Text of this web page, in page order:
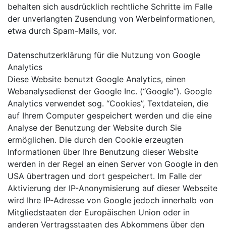
behalten sich ausdrücklich rechtliche Schritte im Falle
der unverlangten Zusendung von Werbeinformationen,
etwa durch Spam-Mails, vor.
Datenschutzerklärung für die Nutzung von Google
Analytics
Diese Website benutzt Google Analytics, einen
Webanalysedienst der Google Inc. (“Google”). Google
Analytics verwendet sog. “Cookies”, Textdateien, die
auf Ihrem Computer gespeichert werden und die eine
Analyse der Benutzung der Website durch Sie
ermöglichen. Die durch den Cookie erzeugten
Informationen über Ihre Benutzung dieser Website
werden in der Regel an einen Server von Google in den
USA übertragen und dort gespeichert. Im Falle der
Aktivierung der IP-Anonymisierung auf dieser Webseite
wird Ihre IP-Adresse von Google jedoch innerhalb von
Mitgliedstaaten der Europäischen Union oder in
anderen Vertragsstaaten des Abkommens über den